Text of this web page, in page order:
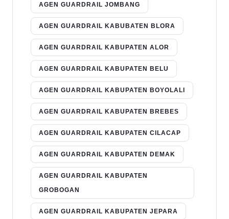
AGEN GUARDRAIL JOMBANG
AGEN GUARDRAIL KABUBATEN BLORA
AGEN GUARDRAIL KABUPATEN ALOR
AGEN GUARDRAIL KABUPATEN BELU
AGEN GUARDRAIL KABUPATEN BOYOLALI
AGEN GUARDRAIL KABUPATEN BREBES
AGEN GUARDRAIL KABUPATEN CILACAP
AGEN GUARDRAIL KABUPATEN DEMAK
AGEN GUARDRAIL KABUPATEN
GROBOGAN
AGEN GUARDRAIL KABUPATEN JEPARA